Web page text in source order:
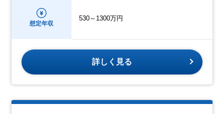
想定年収
530～1300万円
詳しく見る